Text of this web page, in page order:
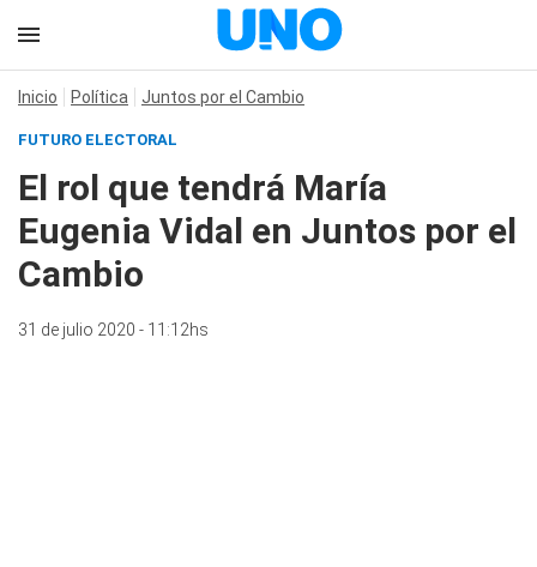
Inicio Política Juntos por el Cambio
FUTURO ELECTORAL
El rol que tendrá María
Eugenia Vidal en Juntos por el
Cambio
31 de julio 2020 - 11:12hs